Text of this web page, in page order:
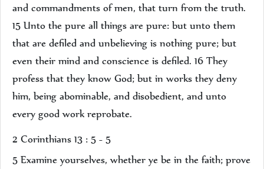
and commandments of men, that turn from the truth.
15 Unto the pure all things are pure: but unto them
that are defiled and unbelieving is nothing pure; but
even their mind and conscience is defiled. 16 They
profess that they know God; but in works they deny
him, being abominable, and disobedient, and unto
every good work reprobate.
2 Corinthians 13 : 5 - 5
5 Examine yourselves, whether ye be in the faith; prove